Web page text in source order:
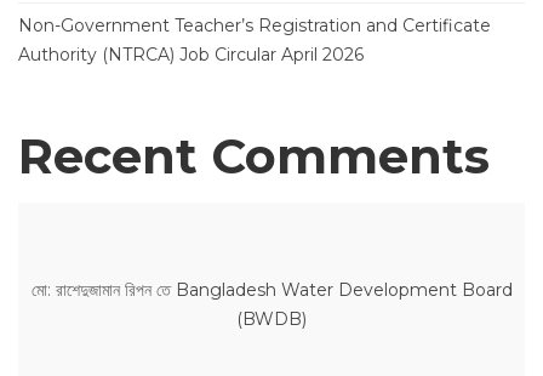
Non-Government Teacher’s Registration and Certificate
Authority (NTRCA) Job Circular April 2026
Recent Comments
মো: রাশেদুজামান রিপনতে Bangladesh Water Development Board
(BWDB)